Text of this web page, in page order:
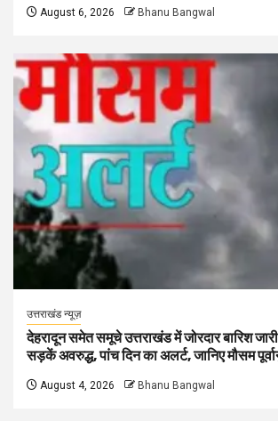
August 6, 2026 Bhanu Bangwal
उत्तराखंड न्यूज़
देहरादून समेत समूचे उत्तराखंड में जोरदार बारिश
सड़कें अवरुद्ध, पांच दिन का अलर्ट, जानिए मौसम
August 4, 2026 Bhanu Bangwal